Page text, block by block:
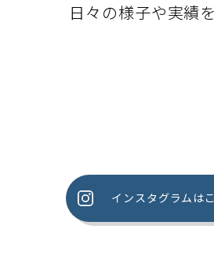
日々の様子や実績
インスタグラムは